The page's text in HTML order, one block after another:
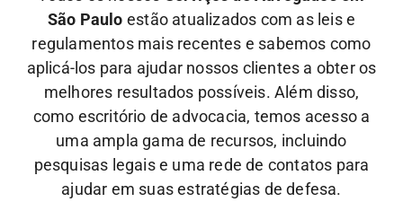
São Paulo estão atualizados com as leis e
regulamentos mais recentes e sabemos como
aplicá-los para ajudar nossos clientes a obter os
melhores resultados possíveis. Além disso,
como escritório de advocacia, temos acesso a
uma ampla gama de recursos, incluindo
pesquisas legais e uma rede de contatos para
ajudar em suas estratégias de defesa.